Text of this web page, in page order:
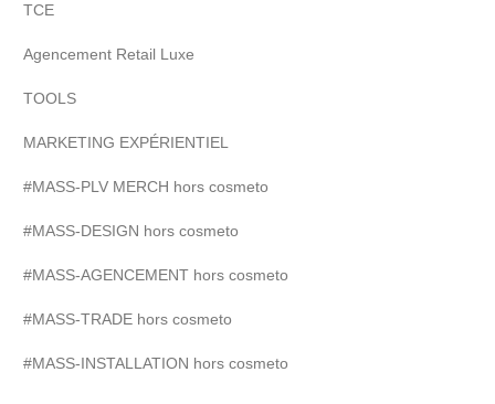
TCE
Agencement Retail Luxe
TOOLS
MARKETING EXPÉRIENTIEL
#MASS-PLV MERCH hors cosmeto
#MASS-DESIGN hors cosmeto
#MASS-AGENCEMENT hors cosmeto
#MASS-TRADE hors cosmeto
#MASS-INSTALLATION hors cosmeto